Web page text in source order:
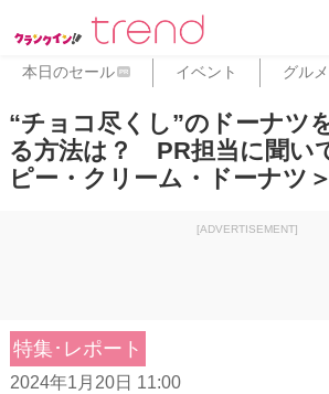
本日のセール PR イベント グルメ
“チョコ尽くし”のドーナツ
る方法は？ PR担当に聞い
ピー・クリーム・ドーナツ＞
[ADVERTISEMENT]
特集･レポート
2024年1月20日 11:00